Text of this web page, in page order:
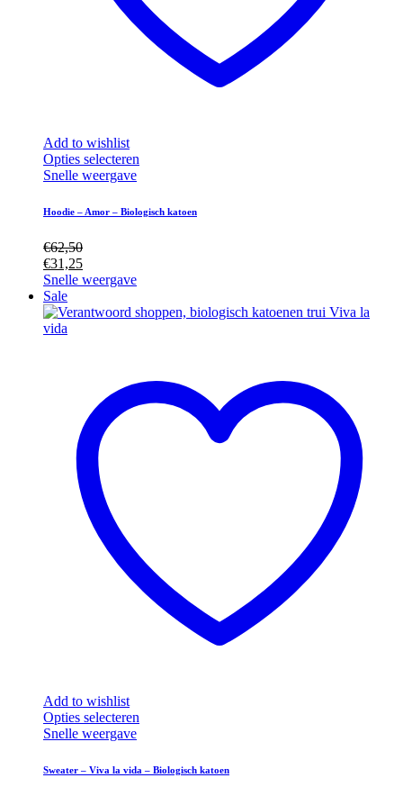
Add to wishlist
Opties selecteren
meerdere
worden
op
Snelle weergave
Hoodie – Amor – Biologisch katoen
€62,50
€31,25
Snelle weergave
Sale
Add to wishlist
Opties selecteren
meerdere
Snelle weergave
Sweater – Viva la vida – Biologisch katoen